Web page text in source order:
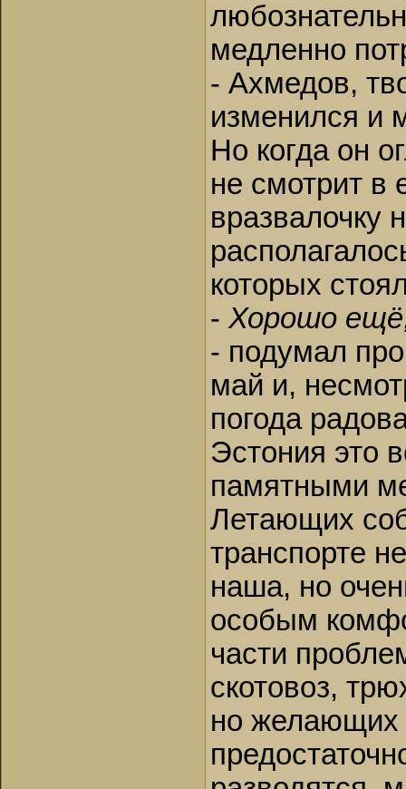
медленно
- Ахмедов,
изменился и
Но когда он
не смотрит в
вразвалочку
которых
- Хорошо
- подумал
май и,
погода
Эстония это
памятными
Летающих
транспорте
наша, но
особым
части
скотовоз,
но желающих